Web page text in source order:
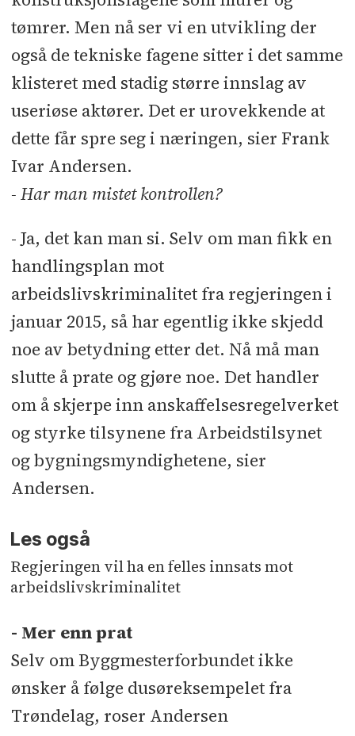
tømrer. Men nå ser vi en utvikling der
også de tekniske fagene sitter i det samme
klisteret med stadig større innslag av
useriøse aktører. Det er urovekkende at
dette får spre seg i næringen, sier Frank
Ivar Andersen.
- Har man mistet kontrollen?
- Ja, det kan man si. Selv om man fikk en
handlingsplan mot
arbeidslivskriminalitet fra regjeringen i
januar 2015, så har egentlig ikke skjedd
noe av betydning etter det. Nå må man
slutte å prate og gjøre noe. Det handler
om å skjerpe inn anskaffelsesregelverket
og styrke tilsynene fra Arbeidstilsynet
og bygningsmyndighetene, sier
Andersen.
Les også
Regjeringen vil ha en felles innsats mot
arbeidslivskriminalitet
- Mer enn prat
Selv om Byggmesterforbundet ikke
ønsker å følge dusøreksempelet fra
Trøndelag, roser Andersen